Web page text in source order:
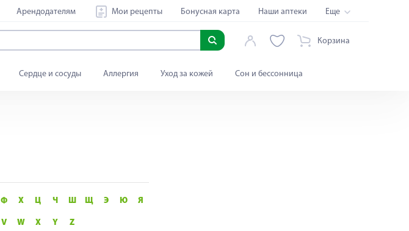
Арендодателям Мои рецепты Бонусная карта Наши аптеки Еще
Корзина
Сердце и сосуды Аллергия Уход за кожей Сон и бессонница
Ф Х Ц Ч Ш Щ Э Ю Я
V W X Y Z